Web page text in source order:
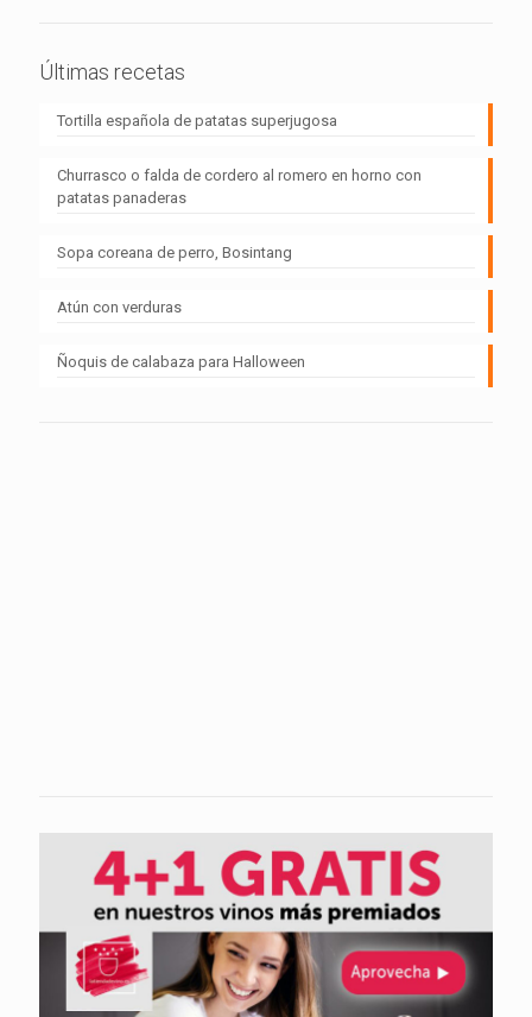
Últimas recetas
Tortilla española de patatas superjugosa
Churrasco o falda de cordero al romero en horno con
patatas panaderas
Sopa coreana de perro, Bosintang
Atún con verduras
Ñoquis de calabaza para Halloween